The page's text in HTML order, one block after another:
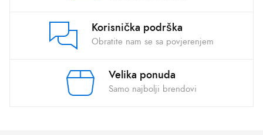
Korisnička podrška
Obratite nam se sa povjerenjem
Velika ponuda
Samo najbolji brendovi